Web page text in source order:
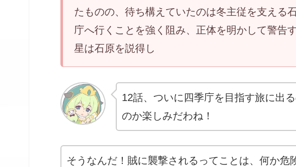
たものの、待ち構えていたのは冬主従を支える
庁へ行くことを強く阻み、正体を明かして警告
星は石原を説得し
12話、ついに四季庁を目指す旅に出
のか楽しみだわね！
そうなんだ！賊に襲撃されるってことは、何か危